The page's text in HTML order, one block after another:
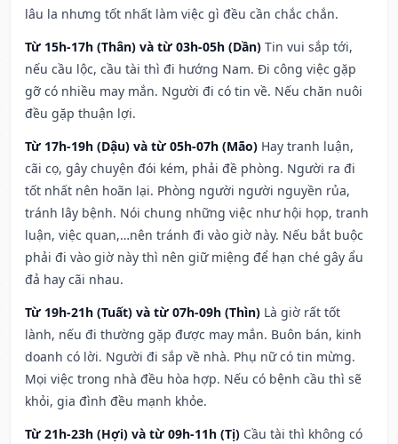
lâu la nhưng tốt nhất làm việc gì đều cần chắc chắn.
Từ 15h-17h (Thân) và từ 03h-05h (Dần) Tin vui sắp tới,
nếu cầu lộc, cầu tài thì đi hướng Nam. Đi công việc gặp
gỡ có nhiều may mắn. Người đi có tin về. Nếu chăn nuôi
đều gặp thuận lợi.
Từ 17h-19h (Dậu) và từ 05h-07h (Mão) Hay tranh luận,
cãi cọ, gây chuyện đói kém, phải đề phòng. Người ra đi
tốt nhất nên hoãn lại. Phòng người người nguyền rủa,
tránh lây bệnh. Nói chung những việc như hội họp, tranh
luận, việc quan,…nên tránh đi vào giờ này. Nếu bắt buộc
phải đi vào giờ này thì nên giữ miệng để hạn ché gây ẩu
đả hay cãi nhau.
Từ 19h-21h (Tuất) và từ 07h-09h (Thìn) Là giờ rất tốt
lành, nếu đi thường gặp được may mắn. Buôn bán, kinh
doanh có lời. Người đi sắp về nhà. Phụ nữ có tin mừng.
Mọi việc trong nhà đều hòa hợp. Nếu có bệnh cầu thì sẽ
khỏi, gia đình đều mạnh khỏe.
Từ 21h-23h (Hợi) và từ 09h-11h (Tị) Cầu tài thì không có